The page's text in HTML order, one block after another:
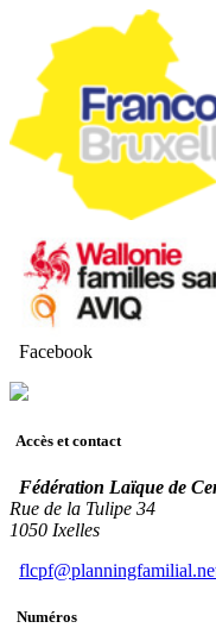
Facebook
Accès et contact
Fédération Laïque de
Rue de la Tulipe 34
1050 Ixelles
Numéros